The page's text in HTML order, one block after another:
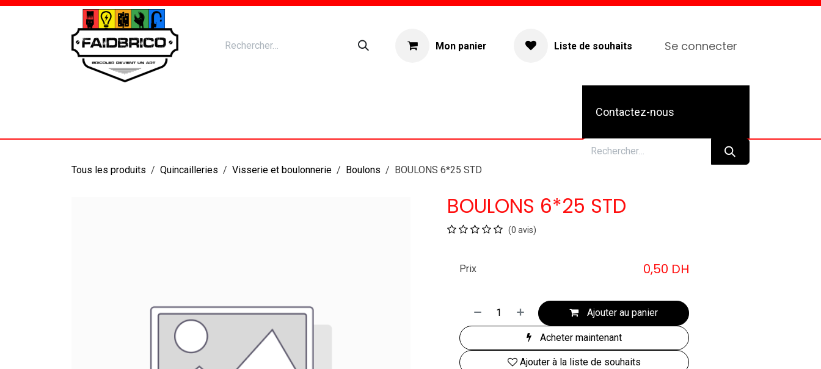
Se rendre au contenu
Mon panier Liste de souhaits Se connecter
Contactez-nous
Tous les produits Quincailleries Visserie et boulonnerie Boulons BOULONS 6*25 STD
BOULONS 6*25 STD
(0 avis)
Ajouter au panier
Acheter maintenant
Ajouter à la liste de souhaits
Prix 0,50 DH